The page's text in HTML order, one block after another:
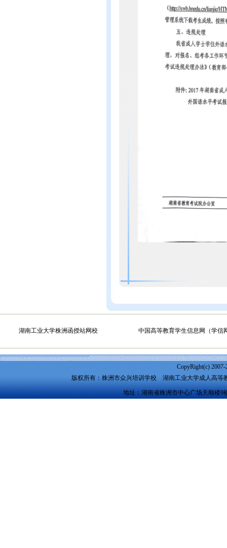
湖南工业大学株洲函授站网校 中国高等教育学生信息网（学信
CopyRight(c)
版权所有：株洲市众兴培训学校 湖南工业大学成人高等
地址：湖南省株洲市中心广场天顺楼